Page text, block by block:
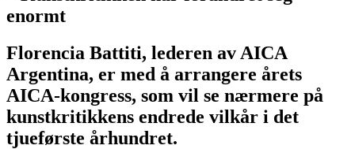
enormt
Florencia Battiti, lederen av AICA
Argentina, er med å arrangere årets
AICA-kongress, som vil se nærmere på
kunstkritikkens endrede vilkår i det
tjueførste århundret.